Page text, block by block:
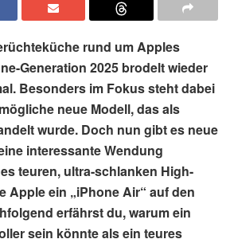
rund um Apples
Generation 2025 brodelt wieder
Besonders im Fokus steht dabei
neue Modell, das als
wurde. Doch nun gibt es neue
interessante Wendung
teuren, ultra-schlanken High-
Apple ein „iPhone Air“ auf den
erfährst du, warum ein
sein könnte als ein teures